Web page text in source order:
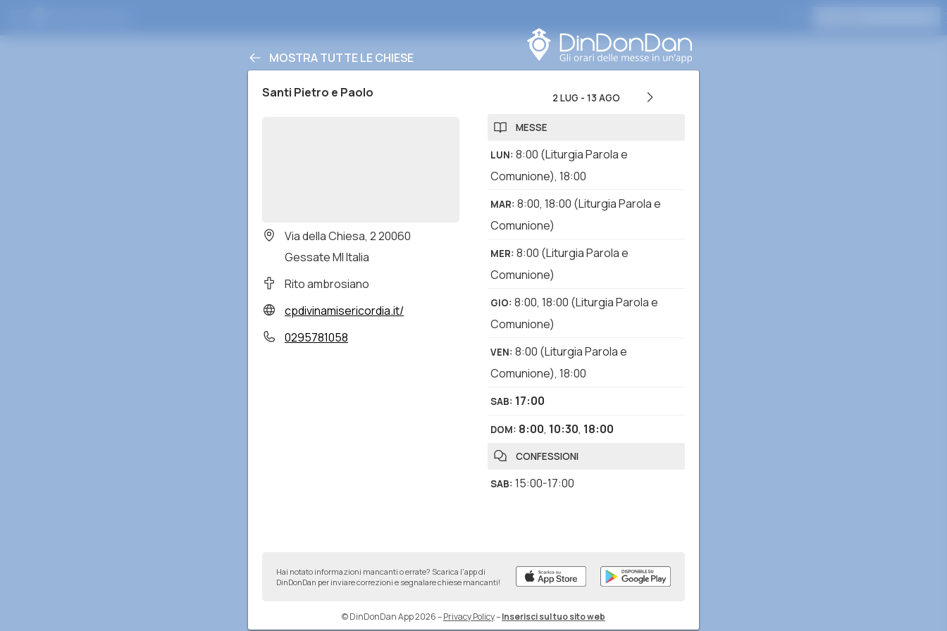
MOSTRA TUTTE LE CHIESE
Santi Pietro e Paolo
Via della Chiesa, 2 20060
Gessate MI Italia
Rito ambrosiano
cpdivinamisericordia.it/
0295781058
2 LUG - 13 AGO
MESSE
LUN: 8:00 (Liturgia Parola e
Comunione), 18:00
MAR: 8:00, 18:00 (Liturgia Parola e
Comunione)
MER: 8:00 (Liturgia Parola e
Comunione)
GIO: 8:00, 18:00 (Liturgia Parola e
Comunione)
VEN: 8:00 (Liturgia Parola e
Comunione), 18:00
SAB: 17:00
DOM: 8:00, 10:30, 18:00
CONFESSIONI
SAB: 15:00-17:00
Hai notato informazioni mancanti o errate? Scarica l'app di
DinDonDan per inviare correzioni e segnalare chiese mancanti!
© DinDonDan App 2026–Privacy Policy–Inserisci sul tuo sito web